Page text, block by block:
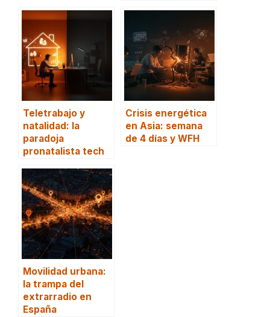
Teletrabajo y
natalidad: la
paradoja
pronatalista tech
Crisis energética
en Asia: semana
de 4 días y WFH
Movilidad urbana:
la trampa del
extrarradio en
España